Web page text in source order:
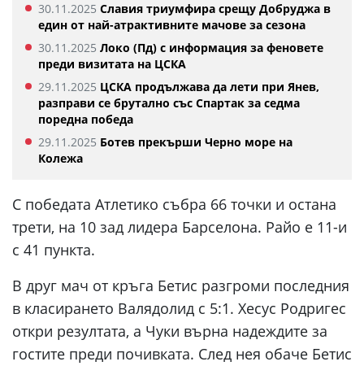
30.11.2025 Славия триумфира срещу Добруджа в
един от най-атрактивните мачове за сезона
30.11.2025 Локо (Пд) с информация за феновете
преди визитата на ЦСКА
29.11.2025 ЦСКА продължава да лети при Янев,
разправи се брутално със Спартак за седма
поредна победа
29.11.2025 Ботев прекърши Черно море на
Колежа
С победата Атлетико събра 66 точки и остана
трети, на 10 зад лидера Барселона. Райо е 11-и
с 41 пункта.
В друг мач от кръга Бетис разгроми последния
в класирането Валядолид с 5:1. Хесус Родригес
откри резултата, а Чуки върна надеждите за
гостите преди почивката. След нея обаче Бетис